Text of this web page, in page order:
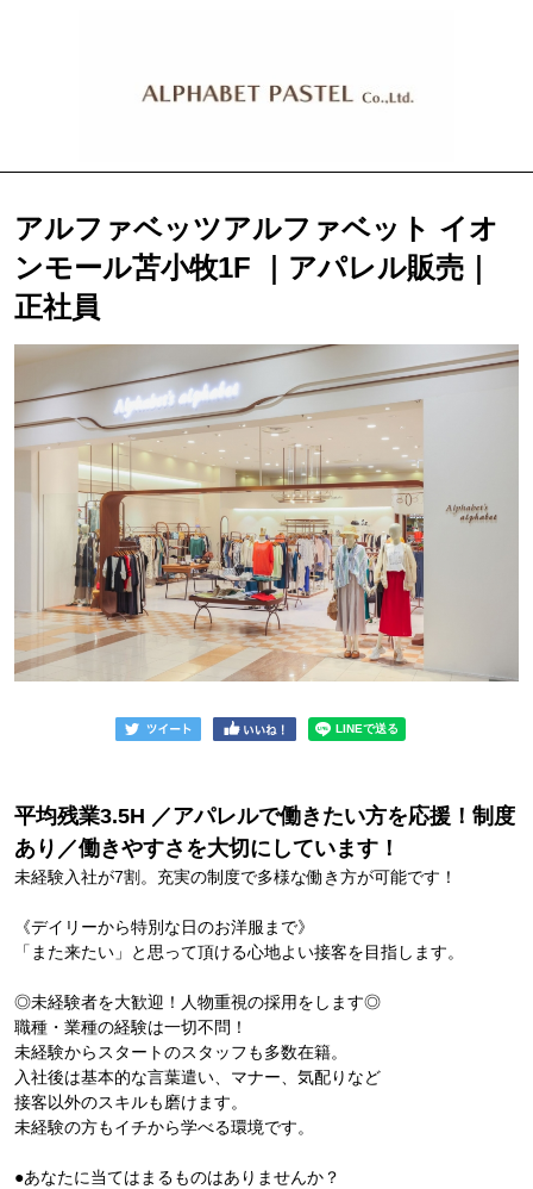
アルファベッツアルファベット イオ
ンモール苫小牧1F ｜アパレル販売｜
正社員
平均残業3.5H ／アパレルで働きたい方を応援！制度
あり／働きやすさを大切にしています！
未経験入社が7割。充実の制度で多様な働き方が可能です！
《デイリーから特別な日のお洋服まで》
「また来たい」と思って頂ける心地よい接客を目指します。
◎未経験者を大歓迎！人物重視の採用をします◎
職種・業種の経験は一切不問！
未経験からスタートのスタッフも多数在籍。
入社後は基本的な言葉遣い、マナー、気配りなど
接客以外のスキルも磨けます。
未経験の方もイチから学べる環境です。
●あなたに当てはまるものはありませんか？